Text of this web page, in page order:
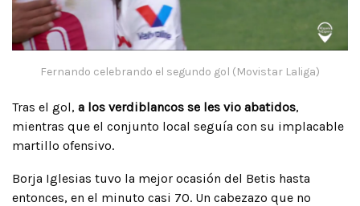
Fernando celebrando el segundo gol (Movistar Laliga)
Tras el gol, a los verdiblancos se les vio abatidos,
mientras que el conjunto local seguía con su implacable
martillo ofensivo.
Borja Iglesias tuvo la mejor ocasión del Betis hasta
entonces, en el minuto casi 70. Un cabezazo que no